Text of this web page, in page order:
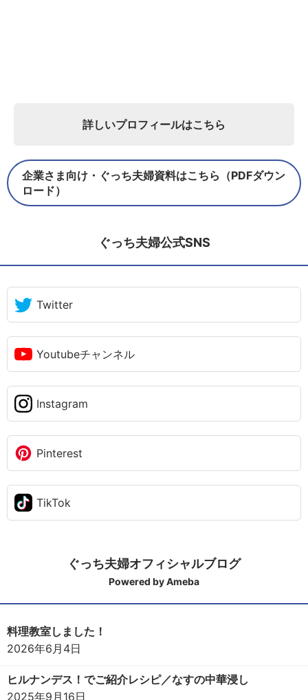
詳しいプロフィールはこちら
企業さま向け・ぐっち夫婦資料はこちら（PDFダウン
ロード）
ぐっち夫婦公式SNS
Twitter
Youtubeチャンネル
Instagram
Pinterest
TikTok
ぐっち夫婦オフィシャルブログ
Powered by Ameba
料理教室しました！
2026年6月4日
ヒルナンデス！でご紹介レシピ／なすの中華浸し
2025年9月16日